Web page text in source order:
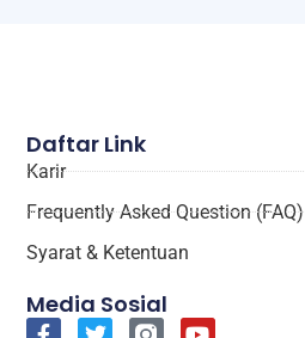
Daftar Link
Karir
Frequently Asked Question (FAQ)
Syarat & Ketentuan
Media Sosial